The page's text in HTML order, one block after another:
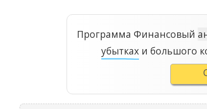
Программа Финансовый
убытках и большого